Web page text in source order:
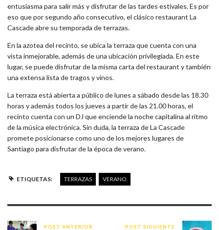
entusiasma para salir más y disfrutar de las tardes estivales. Es por
eso que por segundo año consecutivo, el clásico restaurant La
Cascade abre su temporada de terrazas.
En la azotea del recinto, se ubica la terraza que cuenta con una
vista inmejorable, además de una ubicación privilegiada. En este
lugar, se puede disfrutar de la misma carta del restaurant y también
una extensa lista de tragos y vinos.
La terraza está abierta a público de lunes a sábado desde las 18.30
horas y además todos los jueves a partir de las 21.00 horas, el
recinto cuenta con un DJ que enciende la noche capitalina al ritmo
de la música electrónica. Sin duda, la terraza de La Cascade
promete posicionarse como uno de los mejores lugares de
Santiago para disfrutar de la época de verano.
ETIQUETAS: TERRAZAS VERANO
POST ANTERIOR POST SIGUIENTE